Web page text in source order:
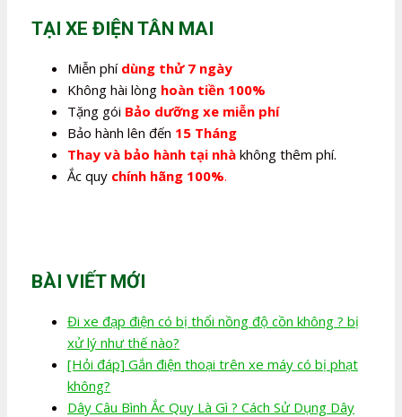
TẠI XE ĐIỆN TÂN MAI
Miễn phí dùng thử 7 ngày
Không hài lòng hoàn tiền 100%
Tặng gói Bảo dưỡng xe miễn phí
Bảo hành lên đến 15 Tháng
Thay và bảo hành tại nhà không thêm phí.
Ắc quy chính hãng 100%.
BÀI VIẾT MỚI
Đi xe đạp điện có bị thổi nồng độ cồn không ? bị
xử lý như thế nào?
[Hỏi đáp] Gắn điện thoại trên xe máy có bị phạt
không?
Dây Câu Bình Ắc Quy Là Gì ? Cách Sử Dụng Dây